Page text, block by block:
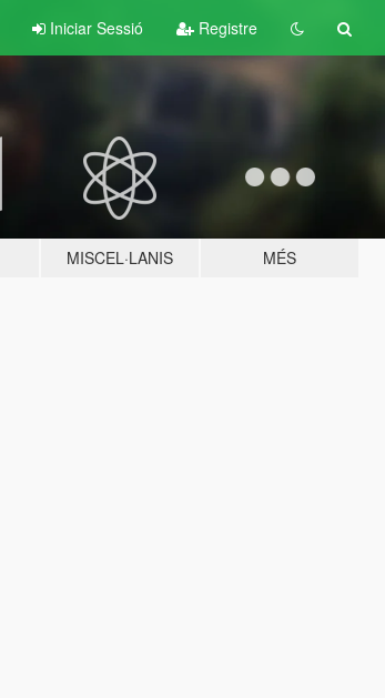
Iniciar Sessió Registre
MISCEL·LANIS MÉS